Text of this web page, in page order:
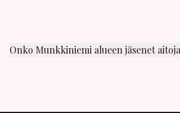
Onko Munkkiniemi alueen jäsenet